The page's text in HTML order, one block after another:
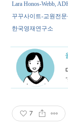
Lara Honos-Webb,
꾸꾸사이트-교원전
한국영재연구소
7